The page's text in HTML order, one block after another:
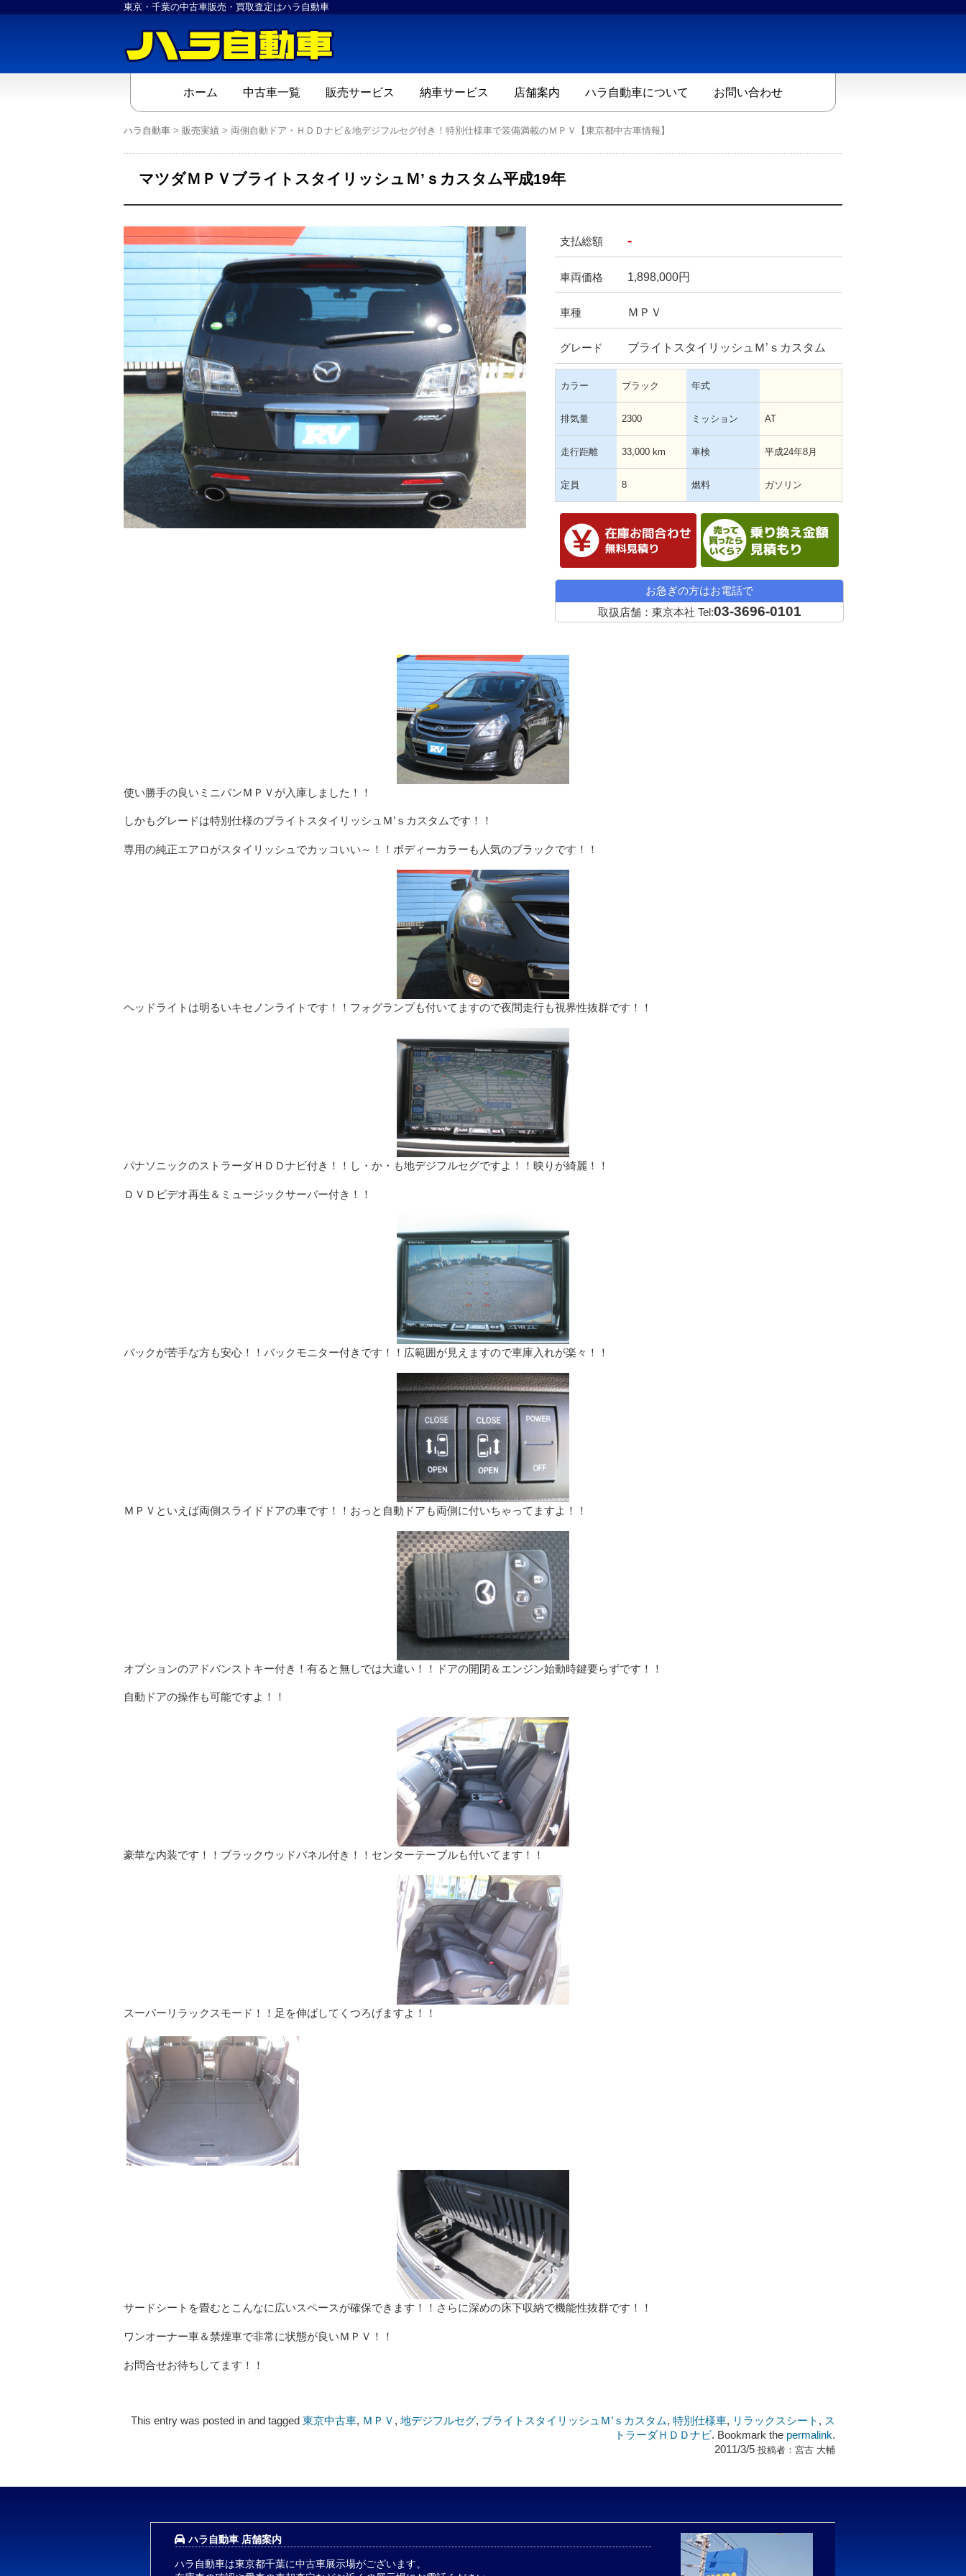
東京・千葉の中古車販売・買取査定はハラ自動車
ホーム 中古車一覧 販売サービス 納車サービス 店舗案内 ハラ自動車について お問い合わせ
ハラ自動車 > 販売実績 > 両側自動ドア・ＨＤＤナビ＆地デジフルセグ付き！特別仕様車で装備満載のＭＰＶ【東京都中古車情報】
マツダＭＰＶブライトスタイリッシュＭ’ｓカスタム平成19年
支払総額 -
車両価格 1,898,000円
車種 ＭＰＶ
グレード ブライトスタイリッシュＭ’ｓカスタム
カラー ブラック 年式
排気量 2300 ミッション AT
走行距離 33,000 km 車検 平成24年8月
定員 8 燃料 ガソリン
在庫確認・見積依頼
お急ぎの方はお電話で
取扱店舗：東京本社 Tel:03-3696-0101
使い勝手の良いミニバンＭＰＶが入庫しました！！
しかもグレードは特別仕様のブライトスタイリッシュＭ’ｓカスタムです！！
専用の純正エアロがスタイリッシュでカッコいい～！！ボディーカラーも人気のブラックです！！
ヘッドライトは明るいキセノンライトです！！フォグランプも付いてますので夜間走行も視界性抜群です！！
パナソニックのストラーダＨＤＤナビ付き！！し・か・も地デジフルセグですよ！！映りが綺麗！！
ＤＶＤビデオ再生＆ミュージックサーバー付き！！
バックが苦手な方も安心！！バックモニター付きです！！広範囲が見えますので車庫入れが楽々！！
ＭＰＶといえば両側スライドドアの車です！！おっと自動ドアも両側に付いちゃってますよ！！
オプションのアドバンストキー付き！有ると無しでは大違い！！ドアの開閉＆エンジン始動時鍵要らずです！！
自動ドアの操作も可能ですよ！！
豪華な内装です！！ブラックウッドパネル付き！！センターテーブルも付いてます！！
スーパーリラックスモード！！足を伸ばしてくつろげますよ！！
サードシートを畳むとこんなに広いスペースが確保できます！！さらに深めの床下収納で機能性抜群です！！
ワンオーナー車＆禁煙車で非常に状態が良いＭＰＶ！！
お問合せお待ちしてます！！
This entry was posted in and tagged 東京中古車, ＭＰＶ , 地デジフルセグ, ブライトスタイリッシュＭ’ｓカスタム, 特別仕様車, リラックスシート , ス
トラーダＨＤＤナビ. Bookmark the permalink.
2011/3/5 投稿者： 宮古 大輔
ハラ自動車 店舗案内
ハラ自動車は東京都千葉に中古車展示場がございます。